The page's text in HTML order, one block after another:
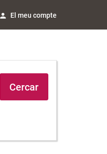
El meu compte
Cercar